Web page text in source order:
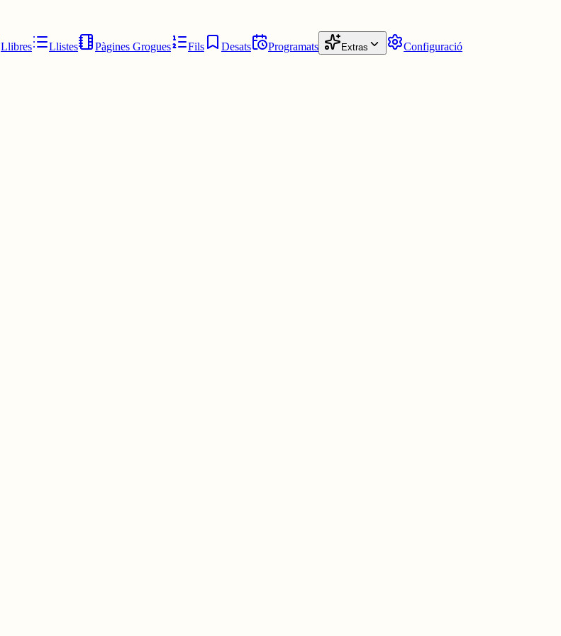
Llibres Llistes Pàgines Grogues Fils Desats Programats Extras
Configuració